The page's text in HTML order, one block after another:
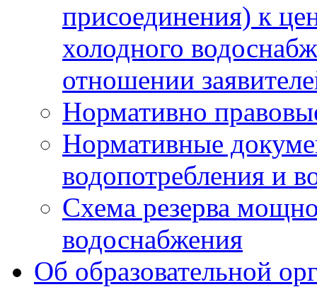
присоединения) к
холодного
отношении
Нормативно
Нормативные
водопотребления и
Схема резерва
водоснабжения
Об образовательной